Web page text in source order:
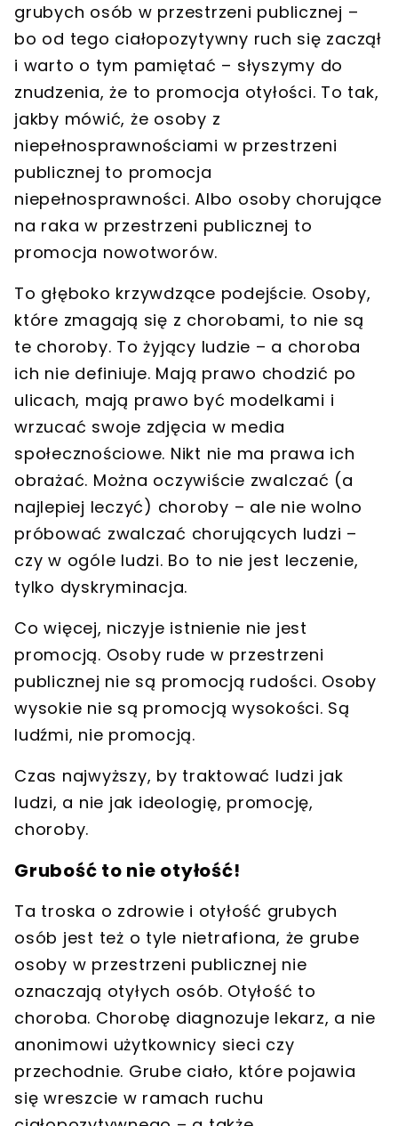
grubych osób w przestrzeni publicznej –
bo od tego ciałopozytywny ruch się zaczął
i warto o tym pamiętać – słyszymy do
znudzenia, że to promocja otyłości. To tak,
jakby mówić, że osoby z
niepełnosprawnościami w przestrzeni
publicznej to promocja
niepełnosprawności. Albo osoby chorujące
na raka w przestrzeni publicznej to
promocja nowotworów.
To głęboko krzywdzące podejście. Osoby,
które zmagają się z chorobami, to nie są
te choroby. To żyjący ludzie – a choroba
ich nie definiuje. Mają prawo chodzić po
ulicach, mają prawo być modelkami i
wrzucać swoje zdjęcia w media
społecznościowe. Nikt nie ma prawa ich
obrażać. Można oczywiście zwalczać (a
najlepiej leczyć) choroby – ale nie wolno
próbować zwalczać chorujących ludzi –
czy w ogóle ludzi. Bo to nie jest leczenie,
tylko dyskryminacja.
Co więcej, niczyje istnienie nie jest
promocją. Osoby rude w przestrzeni
publicznej nie są promocją rudości. Osoby
wysokie nie są promocją wysokości. Są
ludźmi, nie promocją.
Czas najwyższy, by traktować ludzi jak
ludzi, a nie jak ideologię, promocję,
choroby.
Grubość to nie otyłość!
Ta troska o zdrowie i otyłość grubych
osób jest też o tyle nietrafiona, że grube
osoby w przestrzeni publicznej nie
oznaczają otyłych osób. Otyłość to
choroba. Chorobę diagnozuje lekarz, a nie
anonimowi użytkownicy sieci czy
przechodnie. Grube ciało, które pojawia
się wreszcie w ramach ruchu